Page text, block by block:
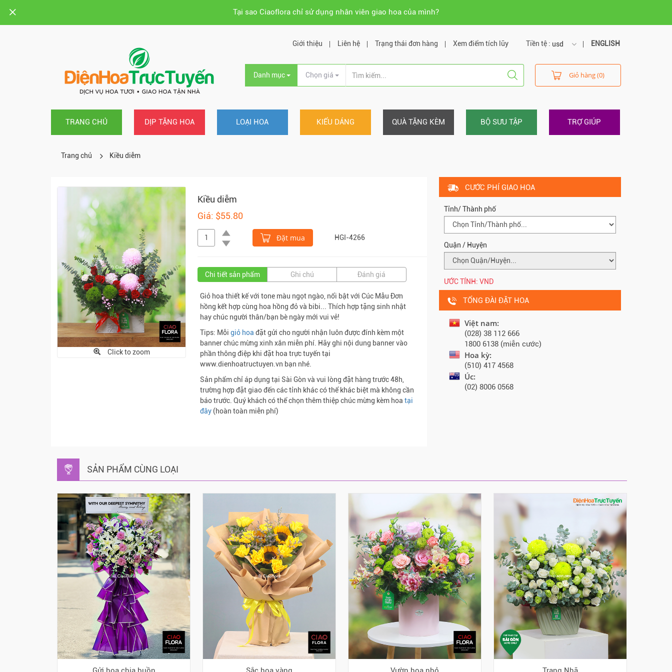
Tại sao Ciaoflora chỉ sử dụng nhân viên giao hoa của mình?
Tiền tệ : usd
usd
vnd
ENGLISH
Giới thiệu Liên hệ Trạng thái đơn hàng Xem điểm tích lũy
Danh mục Chọn giá Giỏ hàng (0)
TRANG CHỦ DỊP TẶNG HOA LOẠI HOA KIỂU DÁNG QUÀ TẶNG KÈM BỘ SƯU TẬP TRỢ GIÚP
Trang chủ Kiều diễm
Click to zoom
Kiều diễm
Giá: $55.80
Đặt mua HGI-4266
Chi tiết sản phẩm Ghi chú Đánh giá
Giỏ hoa thiết kế với tone màu ngọt ngào, nổi bật với Cúc Mẫu Đơn
hồng kết hợp cùng hoa hồng đỏ và bibi... Thích hợp tặng sinh nhật
hay chúc người thân/bạn bè ngày mới vui vẻ!
Tips: Mỗi giỏ hoa đặt gửi cho người nhận luôn được đính kèm một
banner chúc mừng xinh xắn miễn phí. Hãy ghi nội dung banner vào
phần thông điệp khi đặt hoa trực tuyến tại
www.dienhoatructuyen.vn bạn nhé.
Sản phẩm chỉ áp dụng tại Sài Gòn và vui lòng đặt hàng trước 48h,
trường hợp đặt giao đến các tỉnh khác có thể khác biệt mà không cần
báo trước. Quý khách có thể chọn thêm thiệp chúc mừng kèm hoa tại
đây (hoàn toàn miễn phí)
CƯỚC PHÍ GIAO HOA
Tỉnh/ Thành phố
Quận / Huyện
ƯỚC TÍNH: VND
TỔNG ĐÀI ĐẶT HOA
Việt nam:
(028) 38 112 666
1800 6138 (miễn cước)
Hoa kỳ:
(510) 417 4568
Úc:
(02) 8006 0568
SẢN PHẨM CÙNG LOẠI